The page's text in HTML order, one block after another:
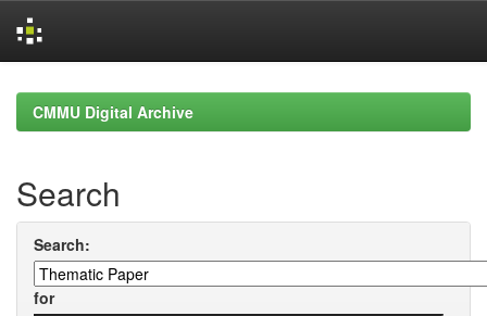
navigationCMMU Digital Archive
Search
Search:
for